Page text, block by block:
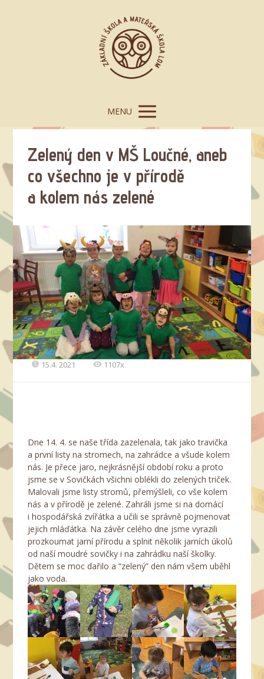
MENU
Zelený den v MŠ Loučné, aneb
co všechno je v přírodě
a kolem nás zelené
15.4. 2021 1107x
Dne 14. 4. se naše třída zazelenala, tak jako travička
a první listy na stromech, na zahrádce a všude kolem
nás. Je přece jaro, nejkrásnější období roku a proto
jsme se v Sovičkách všichni oblékli do zelených triček.
Malovali jsme listy stromů, přemýšleli, co vše kolem
nás a v přírodě je zelené. Zahráli jsme si na domácí
i hospodářská zvířátka a učili se správně pojmenovat
jejich mláďátka. Na závěr celého dne jsme vyrazili
prozkoumat jarní přírodu a splnit několik jarních úkolů
od naší moudré sovičky i na zahrádku naší školky.
Dětem se moc dařilo a “zelený” den nám všem uběhl
jako voda.